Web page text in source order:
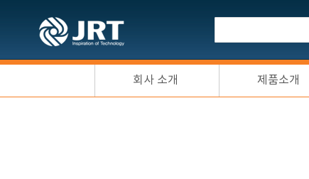
회사 소개 제품소개